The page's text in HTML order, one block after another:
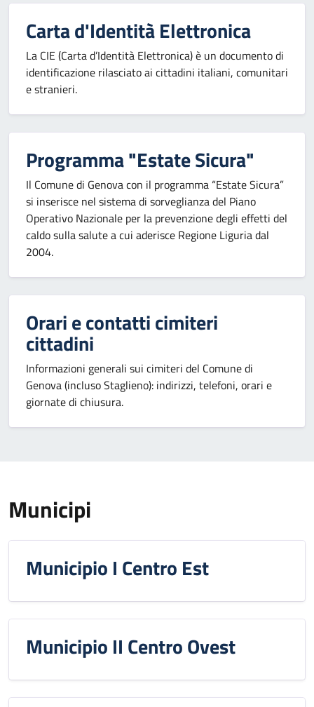
Carta d'Identità Elettronica
La CIE (Carta d’Identità Elettronica) è un documento di
identificazione rilasciato ai cittadini italiani, comunitari
e stranieri.
Programma "Estate Sicura"
Il Comune di Genova con il programma “Estate Sicura”
si inserisce nel sistema di sorveglianza del Piano
Operativo Nazionale per la prevenzione degli effetti del
caldo sulla salute a cui aderisce Regione Liguria dal
2004.
Orari e contatti cimiteri
cittadini
Informazioni generali sui cimiteri del Comune di
Genova (incluso Staglieno): indirizzi, telefoni, orari e
giornate di chiusura.
Municipi
Municipio I Centro Est
Municipio II Centro Ovest